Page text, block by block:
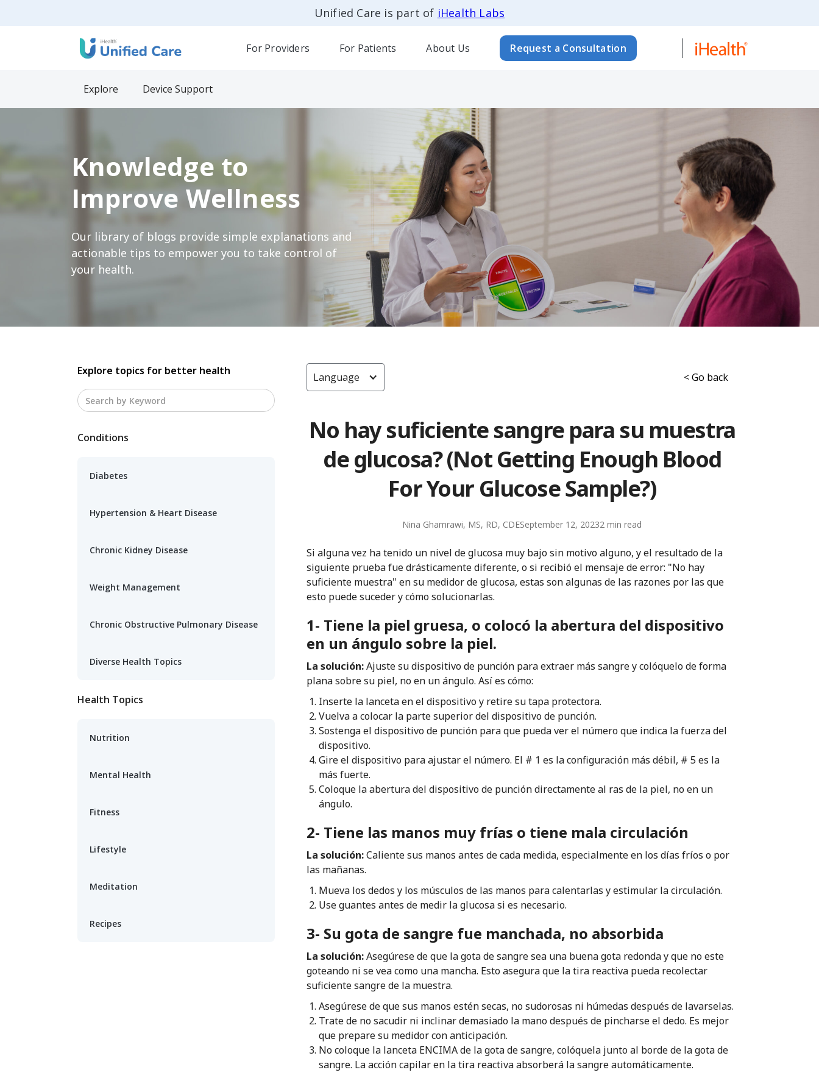
Unified Care is part of iHealth Labs
For Providers For Patients About Us Request a Consultation
Explore Device Support
Knowledge to
Improve Wellness
Our library of blogs provide simple explanations and
actionable tips to empower you to take control of
your health.
Explore topics for better health
Conditions
Diabetes
Hypertension & Heart Disease
Chronic Kidney Disease
Weight Management
Chronic Obstructive Pulmonary Disease
Diverse Health Topics
Health Topics
Nutrition
Mental Health
Fitness
Lifestyle
Meditation
Recipes
Language < Go back
No hay suficiente sangre para su muestra
de glucosa? (Not Getting Enough Blood
For Your Glucose Sample?)
Nina Ghamrawi, MS, RD, CDESeptember 12, 20232
Si alguna vez ha tenido un nivel de glucosa muy bajo sin motivo alguno, y el resultado de la
siguiente prueba fue drásticamente diferente, o si recibió el mensaje de error: "No hay
suficiente muestra" en su medidor de glucosa, estas son algunas de las razones por las que
esto puede suceder y cómo solucionarlas.
1- Tiene la piel gruesa, o colocó la abertura del dispositivo
en un ángulo sobre la piel.
La solución:Ajuste su dispositivo de punción para extraer más sangre y colóquelo de forma
plana sobre su piel, no en un ángulo. Así es cómo:
Inserte la lanceta en el dispositivo y retire su tapa protectora.
Vuelva a colocar la parte superior del dispositivo de punción.
Sostenga el dispositivo de punción para que pueda ver el número que indica la fuerza del
dispositivo.
Gire el dispositivo para ajustar el número. El # 1 es la configuración más débil, # 5 es la
más fuerte.
Coloque la abertura del dispositivo de punción directamente al ras de la piel, no en un
ángulo.
2- Tiene las manos muy frías o tiene mala circulación
La solución:Caliente sus manos antes de cada medida, especialmente en los días fríos o por
las mañanas.
Mueva los dedos y los músculos de las manos para calentarlas y estimular la circulación.
Use guantes antes de medir la glucosa si es necesario.
‍3- Su gota de sangre fue manchada, no absorbida
La solución:Asegúrese de que la gota de sangre sea una buena gota redonda y que no este
goteando ni se vea como una mancha. Esto asegura que la tira reactiva pueda recolectar
suficiente sangre de la muestra.
Asegúrese de que sus manos estén secas, no sudorosas ni húmedas después de lavarselas.
Trate de no sacudir ni inclinar demasiado la mano después de pincharse el dedo. Es mejor
que prepare su medidor con anticipación.
No coloque la lanceta ENCIMA de la gota de sangre, colóquela junto al borde de la gota de
sangre. La acción capilar en la tira reactiva absorberá la sangre automáticamente.